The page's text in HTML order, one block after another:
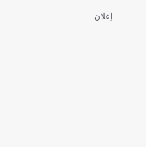
إعلان